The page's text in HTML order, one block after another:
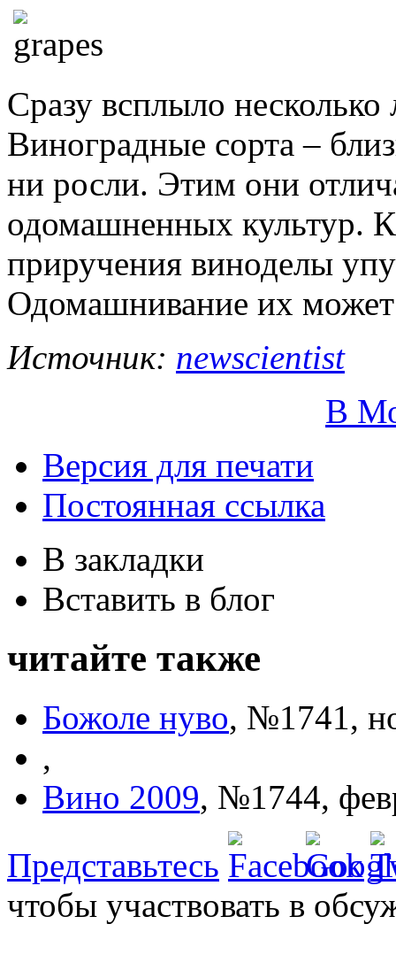
Сразу всплыло
Виноградные сорта –
ни росли. Этим они
одомашненных культур.
приручения виноделы
Одомашнивание их
Источник: newscientist
В
Версия для печати
Постоянная ссылка
В закладки
Вставить в блог
читайте также
Божоле нуво, №1741,
,
Вино 2009, №1744,
Представьтесь
чтобы участвовать в